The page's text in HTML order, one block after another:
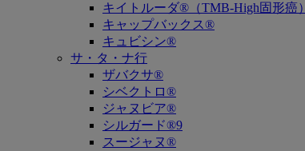
キイトルーダ®（TMB-High固形癌）
キャップバックス®
キュビシン®
サ・タ・ナ行
ザバクサ®
シベクトロ®
ジャヌビア®
シルガード®9
スージャヌ®